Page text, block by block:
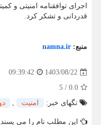
اجرای توافقنامه امنیتی و
قدردانی و تشکر کرد.
منبع: namna.ir
1403/08/22
09:39:42
0.0
/
5
تگهای خبر:
امنیت ,
این مطلب نام را می